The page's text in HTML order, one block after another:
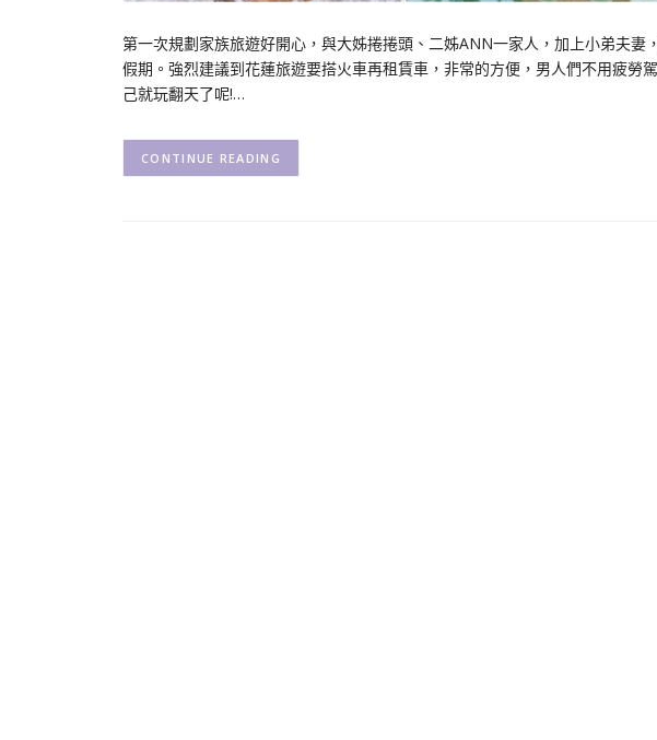
第一次規劃家族旅遊好開心，與大姊捲捲頭、二姊ANN一家人，加上小弟夫妻
假期。強烈建議到花蓮旅遊要搭火車再租賃車，非常的方便，男人們不用疲勞
己就玩翻天了呢!…
CONTINUE READING